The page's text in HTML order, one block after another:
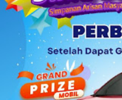
sejumlah nama besar dari
Sadam Husain. Ada anak
Muhammadiyah, NU,
mahasiswa seperti, PMII
“Alhamdulillah di Muscab
struktur DPC ke depan